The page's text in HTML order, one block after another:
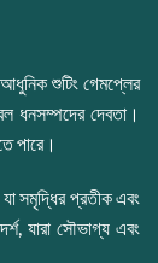
শুটিং গেমপ্লের
ধনসম্পদের দেবতা।
পারে।
সমৃদ্ধির প্রতীক এবং
যারা সৌভাগ্য এবং